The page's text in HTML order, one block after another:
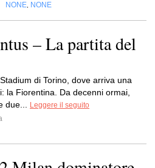
NONE NONE
– La partita del
di Torino, dove arriva una
la Fiorentina. Da decenni ormai,
due...
Leggere il seguito